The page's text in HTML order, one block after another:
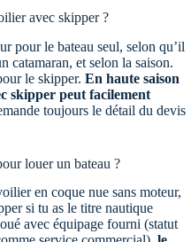
avec skipper ?
pour le bateau seul, selon qu’il
catamaran, et selon la saison.
le skipper. En haute saison
skipper peut facilement
toujours le détail du devis
louer un bateau ?
en coque nue sans moteur,
si tu as le titre nautique
avec équipage fourni (statut